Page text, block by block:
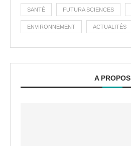
SANTÉ FUTURA SCIENCES
ENVIRONNEMENT ACTUALITÉS
A PROPOS